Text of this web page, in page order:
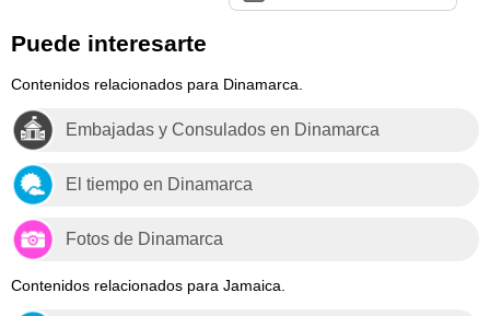
Puede interesarte
Contenidos relacionados para Dinamarca.
Embajadas y Consulados en Dinamarca
El tiempo en Dinamarca
Fotos de Dinamarca
Contenidos relacionados para Jamaica.